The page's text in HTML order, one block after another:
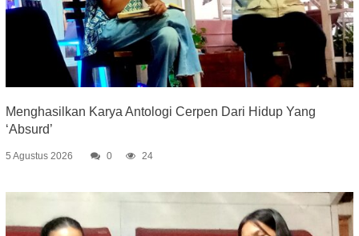
Menghasilkan Karya Antologi Cerpen Dari Hidup Yang
‘Absurd’
5 Agustus 2026 0 24